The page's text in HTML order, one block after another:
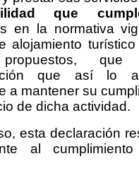
que
en la normativa
alojamiento
propuestos,
que así lo
a mantener su
de dicha actividad.
esta declaración
al